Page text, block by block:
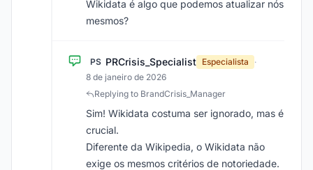
Wikidata é algo que podemos atualizar nós
mesmos?
PS PRCrisis_Specialist Especialista
·
8 de janeiro de 2026
Replying to BrandCrisis_Manager
Sim! Wikidata costuma ser ignorado, mas é
crucial.
Diferente da Wikipedia, o Wikidata não
exige os mesmos critérios de notoriedade.